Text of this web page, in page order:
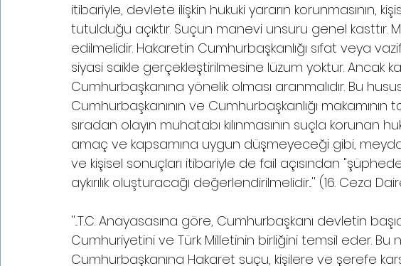
itibariyle, devlete ilişkin hukuki yararın korunmasının,
tutulduğu açıktır. Suçun manevi unsuru genel kasttır.
edilmelidir. Hakaretin Cumhurbaşkanlığı sıfat veya
siyasi saikle gerçekleştirilmesine lüzum yoktur. Ancak
Cumhurbaşkanına yönelik olması aranmalıdır. Bu
Cumhurbaşkanının ve Cumhurbaşkanlığı makamının
sıradan olayın muhatabı kılınmasının suçla korunan
amaç ve kapsamına uygun düşmeyeceği gibi,
ve kişisel sonuçları itibariyle de fail açısından
aykırılık oluşturacağı değerlendirilmelidir...'' (16. Ceza
''...T.C. Anayasasına göre, Cumhurbaşkanı devletin
Cumhuriyetini ve Türk Milletinin birliğini temsil eder. Bu
Cumhurbaşkanına Hakaret suçu, kişilere ve şerefe